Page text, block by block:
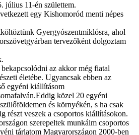
július 11-én születtem.
egy Kishomoród menti népes
Gyergyószentmiklósra, ahol
tervezőként dolgoztam
az akkor még fiatal
életébe. Ugyancsak ebben az
egyéni kiállításom
közel 20 egyéni
és környékén, s ha csak
részt veszek a csoportos kiállításokon.
szerepeltek munkáim csoportos
tárlatom Magyarországon 2000-ben